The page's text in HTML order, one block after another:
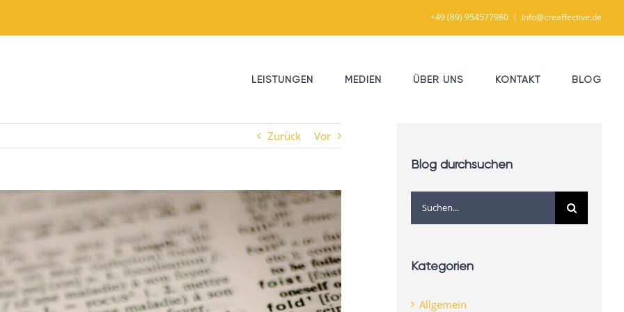
+49 (89) 954577980 | info@creaffective.de
LEISTUNGEN MEDIEN ÜBER UNS KONTAKT BLOG
Zurück Vor
Blog durchsuchen
Suche
nach:
Kategorien
Allgemein